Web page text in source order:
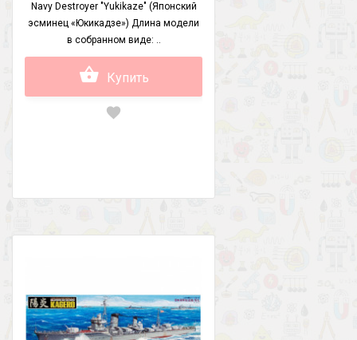
Navy Destroyer "Yukikaze" (Японский
эсминец «Юкикадзе») Длина модели
в собранном виде: ..
Купить